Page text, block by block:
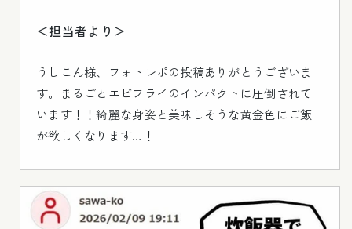
＜担当者より＞
うしこん様、フォトレポの投稿ありがとうございま
す。まるごとエビフライのインパクトに圧倒されて
います！！綺麗な身姿と美味しそうな黄金色にご飯
が欲しくなります…！